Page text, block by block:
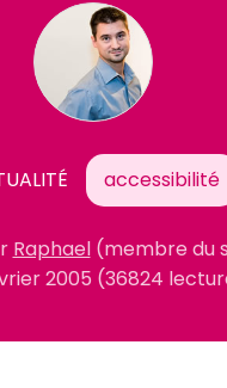
accessibilité
Raphael (membre du
2005 (36824